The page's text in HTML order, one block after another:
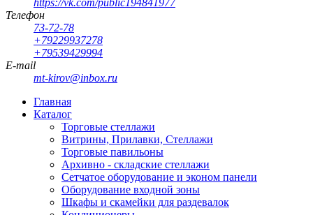
https://vk.com/public194841977
Телефон
73-72-78
+79229937278
+79539429994
E-mail
mt-kirov@inbox.ru
Главная
Каталог
Торговые стеллажи
Витрины, Прилавки, Стеллажи
Торговые павильоны
Архивно - складские стеллажи
Сетчатое оборудование и эконом панели
Оборудование входной зоны
Шкафы и скамейки для раздевалок